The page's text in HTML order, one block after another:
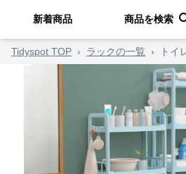
新着商品 商品を検索
Tidyspot TOP › ラックの一覧 › トイ